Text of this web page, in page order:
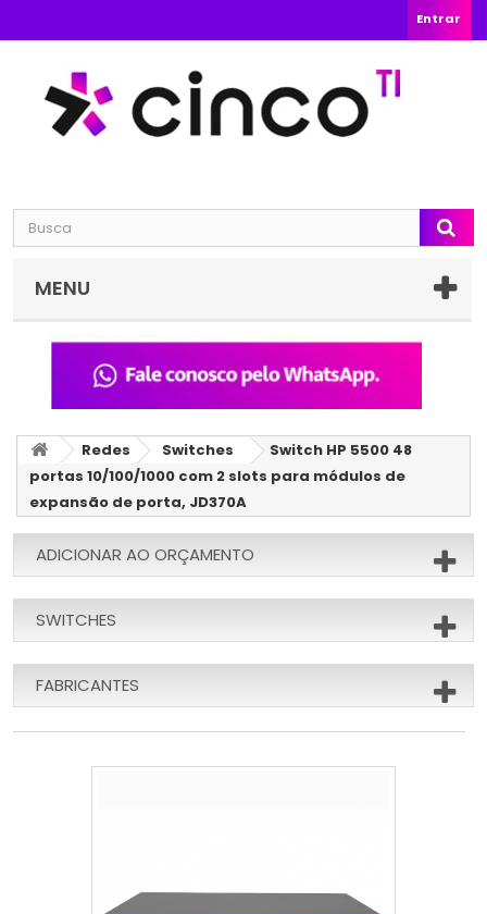
Entrar
MENU
Redes Switches
Switch HP 5500 48
portas 10/100/1000 com 2 slots para módulos de
expansão de porta, JD370A
ADICIONAR AO ORÇAMENTO
SWITCHES
FABRICANTES